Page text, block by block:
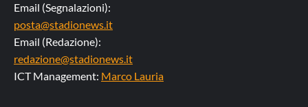
Email (Segnalazioni):
posta@stadionews.it
Email (Redazione):
redazione@stadionews.it
ICT Management: Marco Lauria